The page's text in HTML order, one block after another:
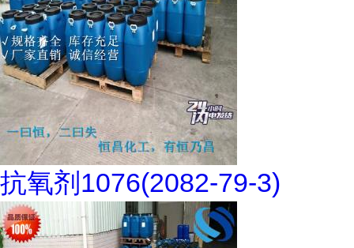
抗氧剂1076(2082-79-3)